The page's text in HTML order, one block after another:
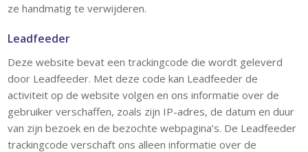
ze handmatig te verwijderen.
Leadfeeder
Deze website bevat een trackingcode die wordt geleverd
door Leadfeeder. Met deze code kan Leadfeeder de
activiteit op de website volgen en ons informatie over de
gebruiker verschaffen, zoals zijn IP-adres, de datum en duur
van zijn bezoek en de bezochte webpagina’s. De Leadfeeder
trackingcode verschaft ons alleen informatie over de